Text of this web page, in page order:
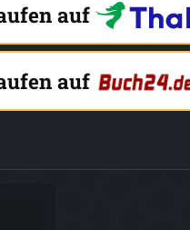
auf
auf